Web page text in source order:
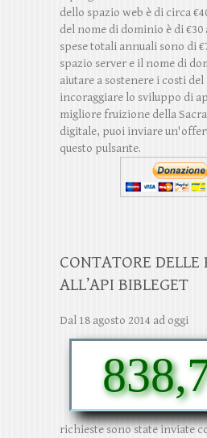
dello spazio web è di circa
del nome di dominio è di
spese totali annuali sono di
spazio server e il nome di
aiutare a sostenere i costi
incoraggiare lo sviluppo di
migliore fruizione della
digitale, puoi inviare
questo pulsante.
CONTATORE DELLE
ALL’API BIBLEGET
Dal 18 agosto 2014 ad oggi
richieste sono state inviate